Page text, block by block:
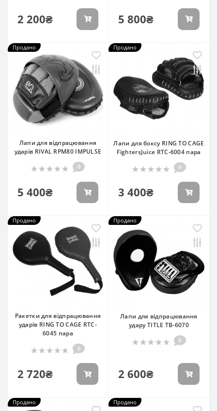
2 200₴ 5 800₴
Продано
Лапи для відпрацювання
ударів RIVAL RPM80 IMPULSE
0
5 400₴
Продано
Лапи для боксу RING TO CAGE
FightersJuice RTC-6004 пара
0
3 400₴
Продано
Ракетки для відпрацювання
ударів RING TO CAGE RTC-
6045 пара
0
2 720₴
Продано
Лапи для відпрацювання
удару TITLE TB-6070
0
2 600₴
Продано Продано